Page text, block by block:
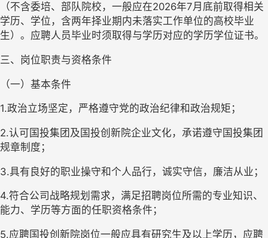
（不含委培、部队院校，一般应在2026年7月底前取得相关
学历、学位，含两年择业期内未落实工作单位的高校毕业
生）。应聘人员毕业时须取得与学历对应的学历学位证书。
三、 岗位职责与资格条件
（一） 基本条件
1.政治立场坚定，严格遵守党的政治纪律和政治规矩 ；
2.认可国投集团及国投创新院企业文化，承诺遵守国投集团
规章制度 ；
3.具有良好的职业操守和个人品行，诚实守信，廉洁从业 ；
4.符合公司战略规划需求，满足招聘岗位所需的专业知识、
能力、学历等方面的任职资格条件 ；
5.应聘 国投创新院岗位一般应具有研究生及以上学历，应聘